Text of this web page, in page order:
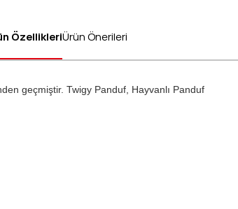
ÖzellikleriÜrün Önerileri
geçmiştir. Twigy Panduf, Hayvanlı Panduf